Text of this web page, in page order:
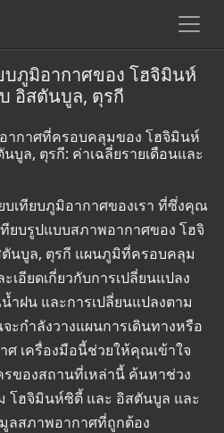
บภูมิอากาศของ โฮจิมินห์
อิสตันบูล, ตุรกี
ากาศที่ครอบคลุมของ โฮจิมินห์
บูล, ตุรกี: ค่าเฉลี่ยรายเดือนและ
บเทียบภูมิอากาศของเรา ที่ซึ่งคุณ
ยบรูปแบบสภาพอากาศของ โฮจิ
นบูล, ตุรกี แผนภูมิที่ครอบคลุม
เอียดเกี่ยวกับการเปลี่ยนแปลง
ฝน และการเปลี่ยนแปลงตาม
กำลังวางแผนการเดินทางหรือ
ศ เครื่องมือนี้ช่วยให้คุณเข้าใจ
ของสถานที่เหล่านี้ ค้นหาช่วง
โฮจิมินห์ซิตี้ และ อิสตันบูล และ
ลสภาพอากาศที่ถูกต้อง